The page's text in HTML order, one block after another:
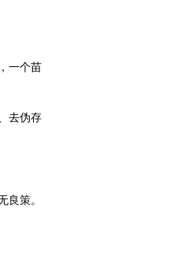
一个苗
去伪存
良策。